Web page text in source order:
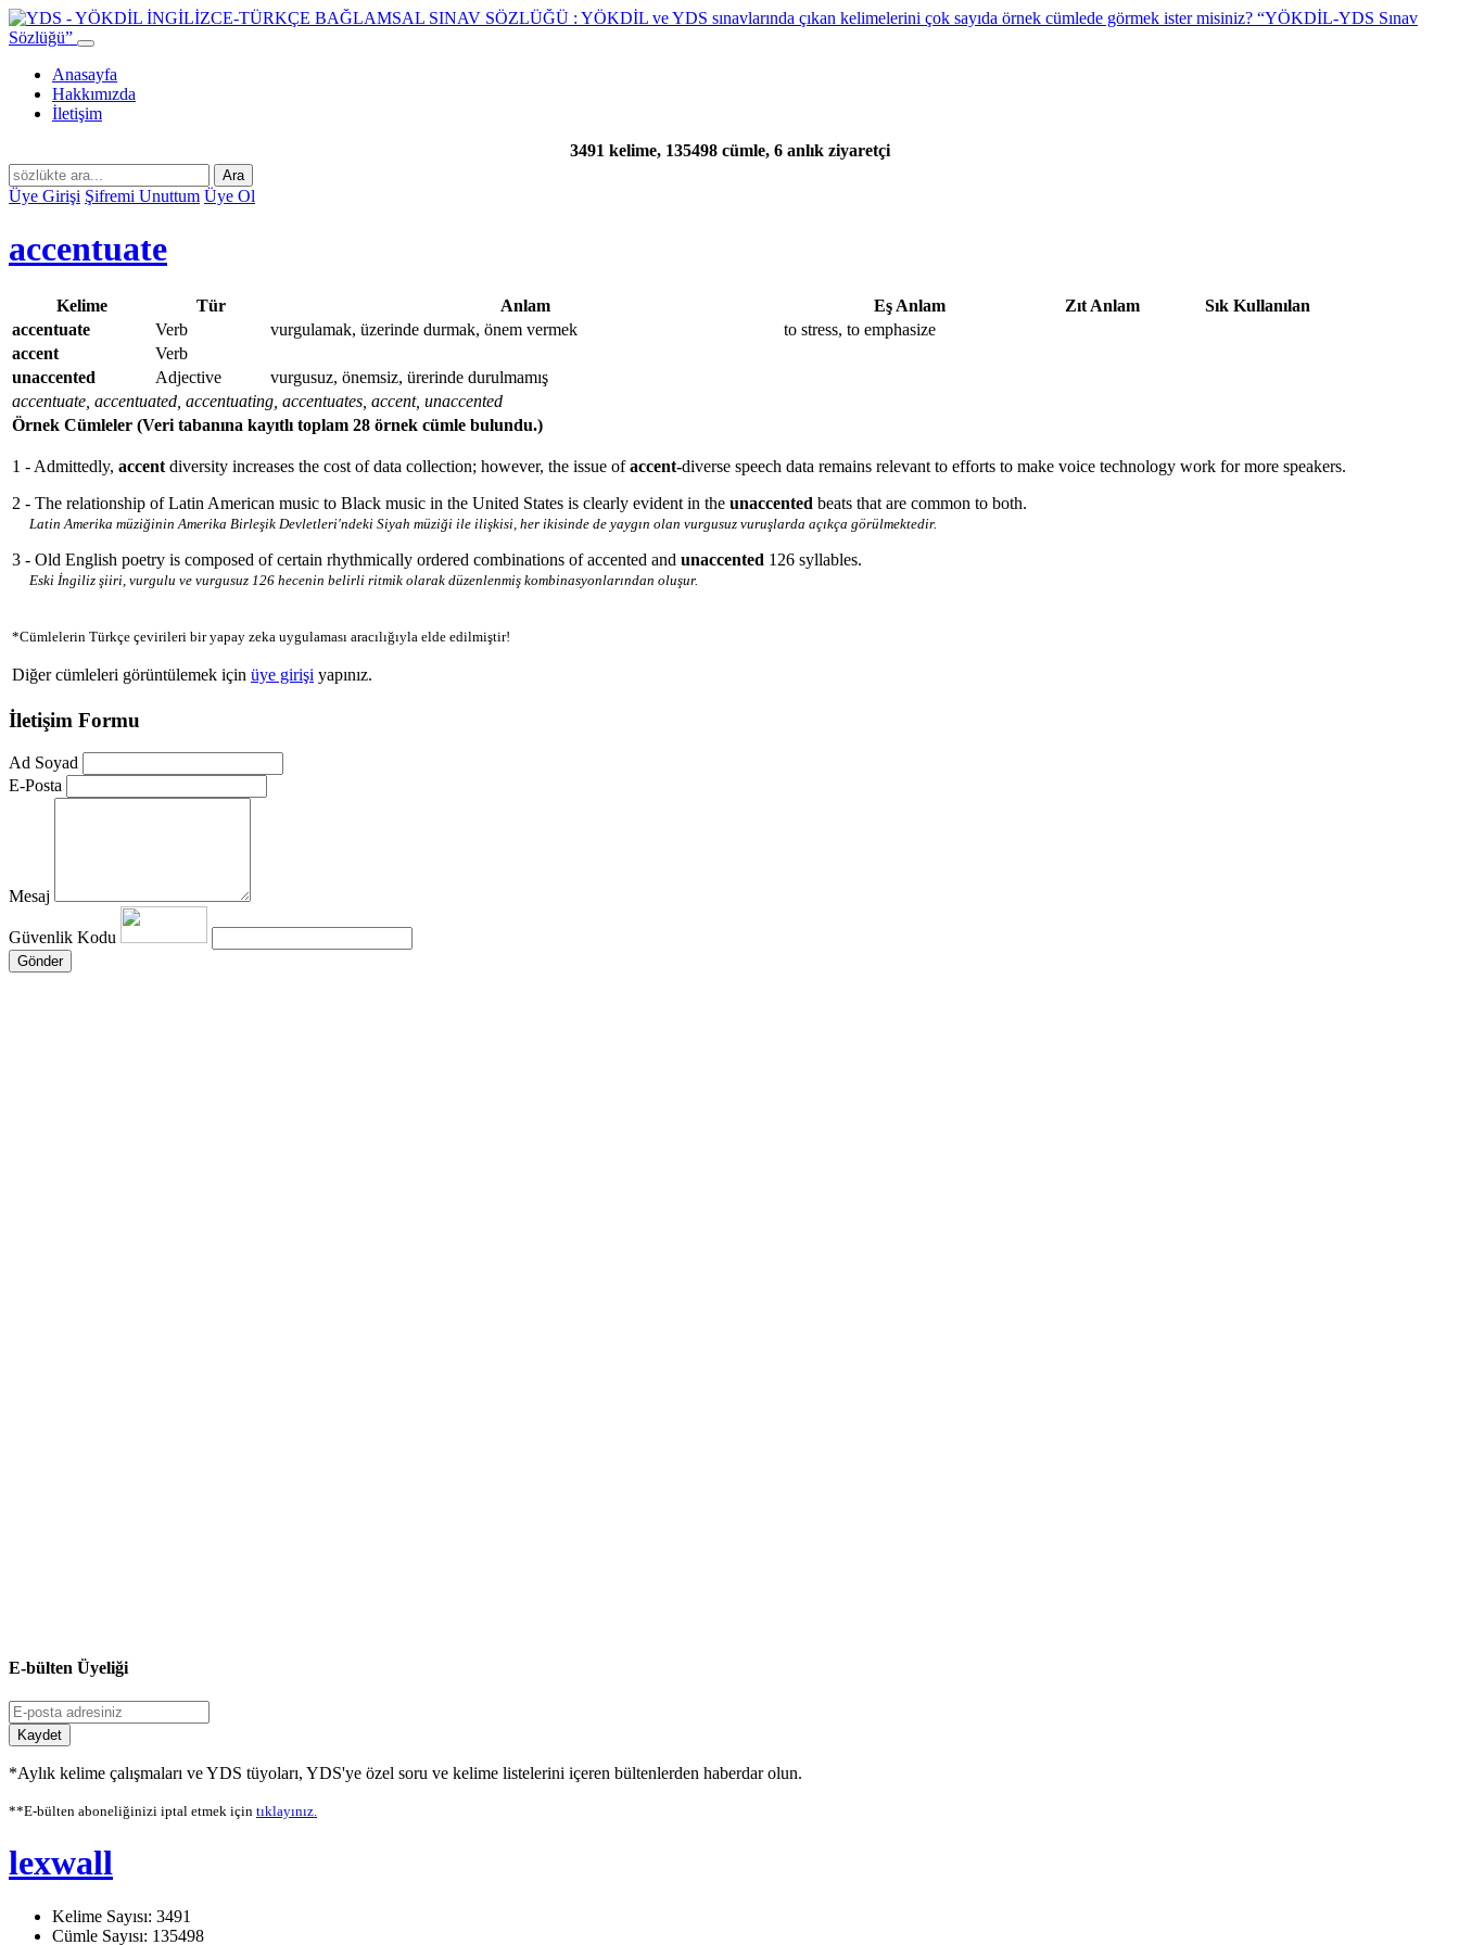
“YÖKDİL-YDS Sınav
Sözlüğü”
Anasayfa
Hakkımızda
İletişim
3491 kelime, 135498 cümle, 6 anlık ziyaretçi
Ara
Üye Girişi Şifremi Unuttum Üye Ol
accentuate
Kelime Tür Anlam Eş Anlam Zıt Anlam
Sık Kullanılan
accentuate
Verb vurgulamak, üzerinde durmak, önem vermek
to stress, to emphasize
accent
Verb
unaccented
Adjective
vurgusuz, önemsiz, ürerinde durulmamış
accentuate, accentuated, accentuating, accentuates, accent, unaccented
Örnek Cümleler (Veri tabanına kayıtlı toplam 28 örnek cümle bulundu.)
1 - Admittedly, accent diversity increases the cost of data collection; however, the issue ofaccent-diverse speech data remains relevant to efforts to make voice technology work for more speakers.
2 - The relationship of Latin American music to Black music in the United States is clearly evident in the unaccented beats that are common to both.
Latin Amerika müziğinin Amerika Birleşik Devletleri'ndeki Siyah müziği ile ilişkisi, her ikisinde de yaygın olan vurgusuz vuruşlarda açıkça görülmektedir.
3 - Old English poetry is composed of certain rhythmically ordered combinations of accented and unaccented 126 syllables.
Eski İngiliz şiiri, vurgulu ve vurgusuz 126 hecenin belirli ritmik olarak düzenlenmiş kombinasyonlarından oluşur.
*Cümlelerin Türkçe çevirileri bir yapay zeka uygulaması aracılığıyla elde edilmiştir!
Diğer cümleleri görüntülemek için üye girişi yapınız.
İletişim Formu
Ad Soyad
E-Posta
Mesaj
Güvenlik Kodu
Gönder
E-bülten Üyeliği
Kaydet
*Aylık kelime çalışmaları ve YDS tüyoları, YDS'ye özel soru ve kelime listelerini içeren bültenlerden haberdar olun.
**E-bülten aboneliğinizi iptal etmek için tıklayınız.
lexwall
Kelime Sayısı: 3491
Cümle Sayısı: 135498